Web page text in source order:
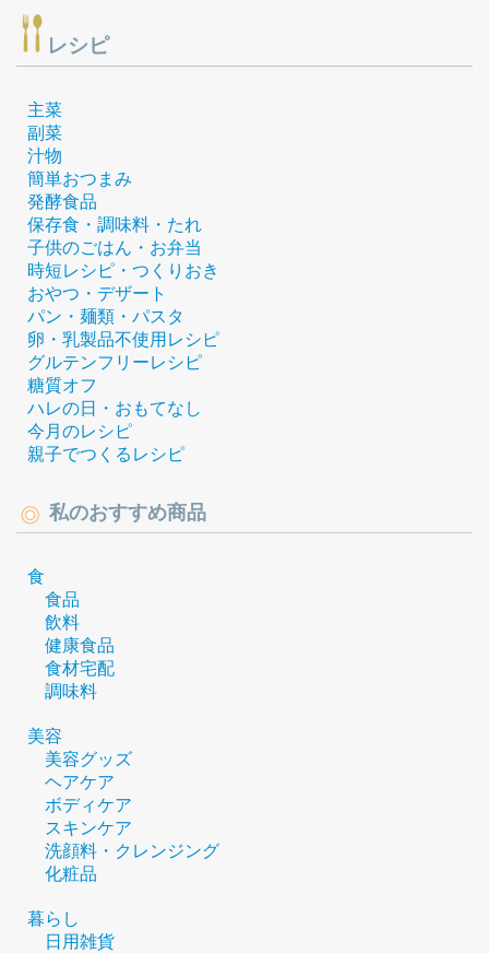
レシピ
主菜
副菜
汁物
簡単おつまみ
発酵食品
保存食・調味料・たれ
子供のごはん・お弁当
時短レシピ・つくりおき
おやつ・デザート
パン・麺類・パスタ
卵・乳製品不使用レシピ
グルテンフリーレシピ
糖質オフ
ハレの日・おもてなし
今月のレシピ
親子でつくるレシピ
私のおすすめ商品
食
食品
飲料
健康食品
食材宅配
調味料
美容
美容グッズ
ヘアケア
ボディケア
スキンケア
洗顔料・クレンジング
化粧品
暮らし
日用雑貨